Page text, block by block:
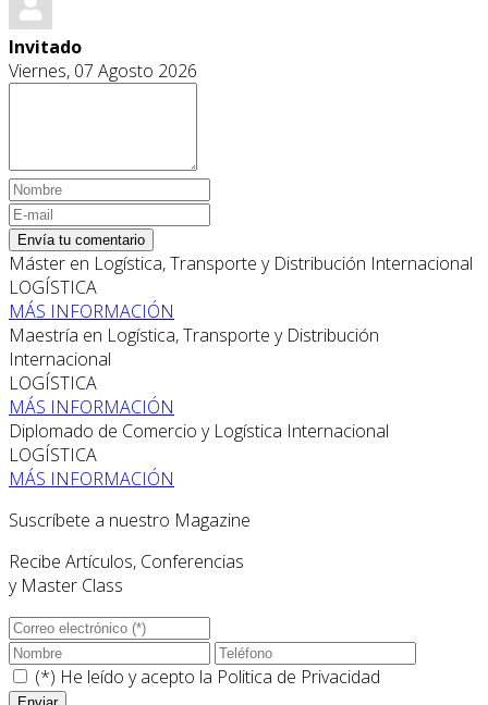
Invitado
Viernes, 07 Agosto 2026
Envía tu comentario
Máster en Logística, Transporte y Distribución Internacional
LOGÍSTICA
MÁS INFORMACIÓN
Maestría en Logística, Transporte y Distribución
Internacional
LOGÍSTICA
MÁS INFORMACIÓN
Diplomado de Comercio y Logística Internacional
LOGÍSTICA
MÁS INFORMACIÓN
Suscríbete a nuestro Magazine
Recibe Artículos, Conferencias
y Master Class
(*) He leído y acepto la Politica de Privacidad